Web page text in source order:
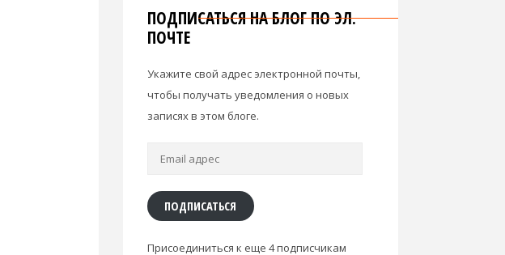
ПОДПИСАТЬСЯ НА БЛОГ ПО ЭЛ.
ПОЧТЕ
Укажите свой адрес электронной почты,
чтобы получать уведомления о новых
записях в этом блоге.
ПОДПИСАТЬСЯ
Присоединиться к еще 4 подписчикам